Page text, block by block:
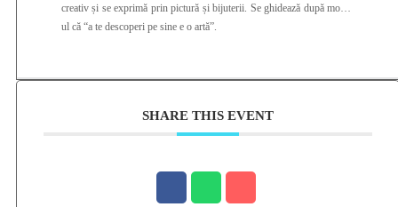
creativ și se exprimă prin pictură și bijuterii. Se ghidează după motto-
ul că “a te descoperi pe sine e o artă”.
SHARE THIS EVENT